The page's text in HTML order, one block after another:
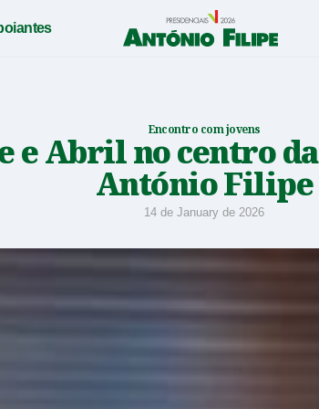
António
Candidato
a
Presidente
República
Encontro com jovens
e Abril no centro
António Filipe
14 de January de 2026